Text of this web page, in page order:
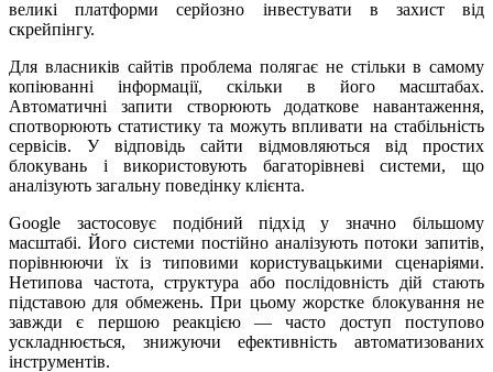
великі платформи серйозно інвестувати в захист від
скрейпінгу.
Для власників сайтів проблема полягає не стільки в самому
копіюванні інформації, скільки в його масштабах.
Автоматичні запити створюють додаткове навантаження,
спотворюють статистику та можуть впливати на стабільність
сервісів. У відповідь сайти відмовляються від простих
блокувань і використовують багаторівневі системи, що
аналізують загальну поведінку клієнта.
Google застосовує подібний підхід у значно більшому
масштабі. Його системи постійно аналізують потоки запитів,
порівнюючи їх із типовими користувацькими сценаріями.
Нетипова частота, структура або послідовність дій стають
підставою для обмежень. При цьому жорстке блокування не
завжди є першою реакцією — часто доступ поступово
ускладнюється, знижуючи ефективність автоматизованих
інструментів.